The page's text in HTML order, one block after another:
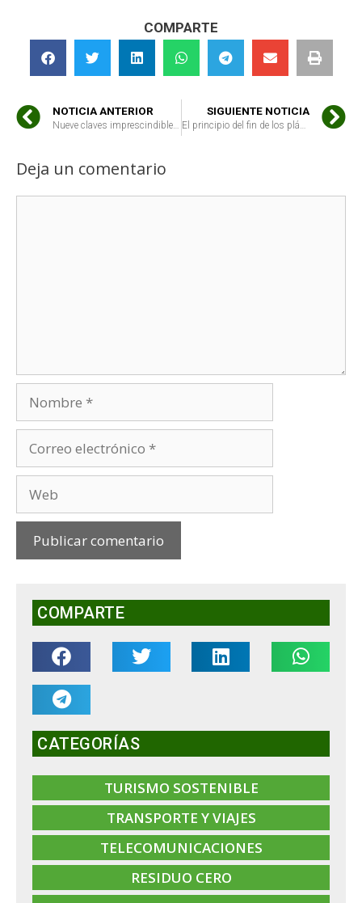
COMPARTE
NOTICIA ANTERIOR
Nueve claves imprescindibles en el día del Medio Ambiente
SIGUIENTE NOTICIA
El principio del fin de los plásticos de un solo uso
Deja un comentario
COMPARTE
CATEGORÍAS
TURISMO SOSTENIBLE
TRANSPORTE Y VIAJES
TELECOMUNICACIONES
RESIDUO CERO